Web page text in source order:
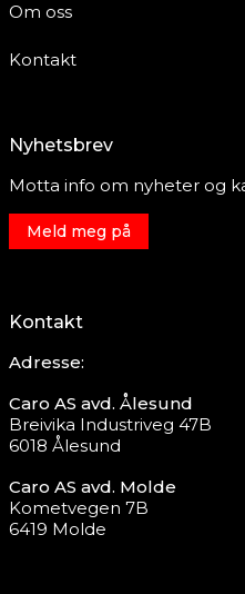
Om oss
Kontakt
Nyhetsbrev
Motta info om nyheter og
Meld meg på
Kontakt
Adresse:
Caro AS avd. Ålesund
Breivika Industriveg 47B
6018 Ålesund
Caro AS avd. Molde
Kometvegen 7B
6419 Molde